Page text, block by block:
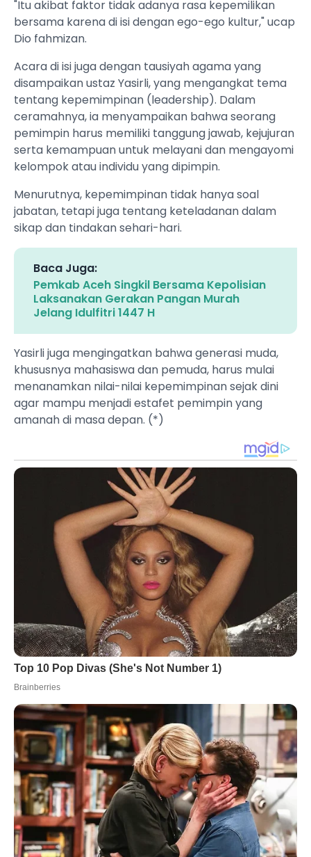
"Itu akibat faktor tidak adanya rasa kepemilikan
bersama karena di isi dengan ego-ego kultur," ucap
Dio fahmizan.
Acara di isi juga dengan tausiyah agama yang
disampaikan ustaz Yasirli, yang mengangkat tema
tentang kepemimpinan (leadership). Dalam
ceramahnya, ia menyampaikan bahwa seorang
pemimpin harus memiliki tanggung jawab, kejujuran
serta kemampuan untuk melayani dan mengayomi
kelompok atau individu yang dipimpin.
Menurutnya, kepemimpinan tidak hanya soal
jabatan, tetapi juga tentang keteladanan dalam
sikap dan tindakan sehari-hari.
Baca Juga:
Pemkab Aceh Singkil Bersama Kepolisian
Laksanakan Gerakan Pangan Murah
Jelang Idulfitri 1447 H
Yasirli juga mengingatkan bahwa generasi muda,
khususnya mahasiswa dan pemuda, harus mulai
menanamkan nilai-nilai kepemimpinan sejak dini
agar mampu menjadi estafet pemimpin yang
amanah di masa depan. (*)